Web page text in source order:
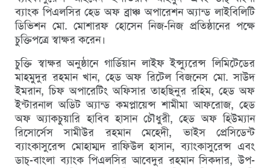
ব্যাংক পিএলসির হেড অফ ব্রাঞ্চ অপারেশন অ্যান্ড লাইবিলিটি
ডিভিশন মো. মোশারফ হোসেন নিজ-নিজ প্রতিষ্ঠানের পক্ষে
চুক্তিপত্রে স্বাক্ষর করেন।
চুক্তি স্বাক্ষর অনুষ্ঠানে গার্ডিয়ান লাইফ ইন্স্যুরেন্স লিমিটেডের
মাহমুদুর রহমান খান, হেড অফ রিটেল বিজনেস মো. সাউদ
ইমরান, চিফ অপারেটিং অফিসার তাহছিনুর রহিম, হেড অফ
ইন্টারনাল অডিট অ্যান্ড কমপ্লায়েন্স শামীমা আফরোজ, হেড
অফ অ্যাকচুয়ারি হাবিব হাসান চৌধুরী, হেড অফ হিউম্যান
রিসোর্সেস সামীউর রহমান মেহেদী, ভাইস প্রেসিডেন্ট
ব্যাংকাসুরেন্স মোহাম্মদ রাফিউল হাসান, ব্যাংকাসুরেন্স এবং
ডাচ্-বাংলা ব্যাংক পিএলসির আবেদুর রহমান সিকদার, উপ-